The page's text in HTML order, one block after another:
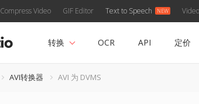
Compress Video GIF Editor Text to Speech
转换 OCR API 定价
AVI转换器 AVI 为 DVMS